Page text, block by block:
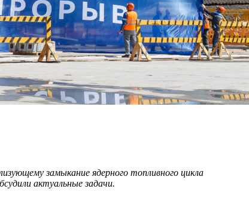
замыкание ядерного топливного цикла
актуальные задачи.